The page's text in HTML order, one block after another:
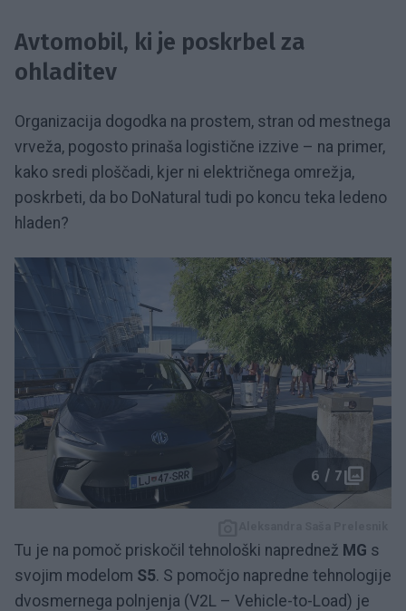
Avtomobil, ki je poskrbel za
ohladitev
Organizacija dogodka na prostem, stran od mestnega
vrveža, pogosto prinaša logistične izzive – na primer,
kako sredi ploščadi, kjer ni električnega omrežja,
poskrbeti, da bo DoNatural tudi po koncu teka ledeno
hladen?
6 / 7
Tu je na pomoč priskočil tehnološki naprednež MG s
svojim modelom S5. S pomočjo napredne tehnologije
dvosmernega polnjenja (V2L – Vehicle-to-Load) je